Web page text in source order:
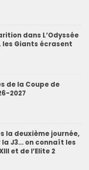
dans L’Odyssée
les Giants écrasent
de la Coupe de
2027
la deuxième journée,
J3… on connaît les
et de l’Elite 2